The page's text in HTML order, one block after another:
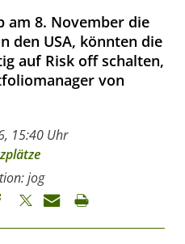
am 8. November die
den USA, könnten die
auf Risk off schalten,
von
15:40 Uhr
jog